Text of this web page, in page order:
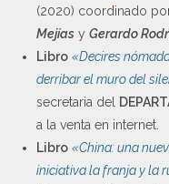
(2020) coordinado
Mejías y Gerardo
Libro «Decires
derribar el muro del
secretaria del
a la venta en internet.
Libro «China: una
iniciativa la franja y la